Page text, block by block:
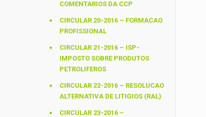
COMENTARIOS DA CCP
CIRCULAR 20-2016 – FORMACAO
PROFISSIONAL
CIRCULAR 21-2016 – ISP-
IMPOSTO SOBRE PRODUTOS
PETROLIFEROS
CIRCULAR 22-2016 – RESOLUCAO
ALTERNATIVA DE LITIGIOS (RAL)
CIRCULAR 23-2016 –